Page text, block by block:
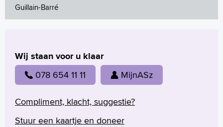
English
Français
Arabisch
Guillain-Barré
Wij staan voor u klaar
078 654 11 11 MijnASz
Compliment, klacht, suggestie?
Stuur een kaartje en doneer